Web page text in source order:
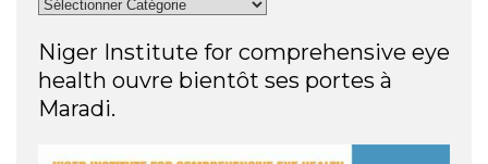
Niger Institute for comprehensive eye
health ouvre bientôt ses portes à
Maradi.